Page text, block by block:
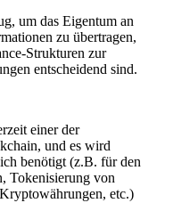
um das Eigentum an
zu übertragen,
Strukturen zur
entscheidend sind.
einer der
und es wird
benötigt (z.B. für den
Tokenisierung von
etc.)